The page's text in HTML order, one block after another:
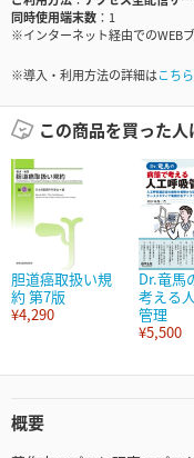
同時使用端末数
1
※インターネット経由でのWEB
※導入・利用方法の詳細はこちら
この商品を買った人
胆道癌取扱い規
約 第7版
¥4,290
Dr.竜馬
考える
管理
¥5,500
概要